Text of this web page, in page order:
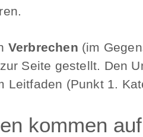
Verbrechen (im
zur Seite gestellt. Den
(Punkt 1.
kommen